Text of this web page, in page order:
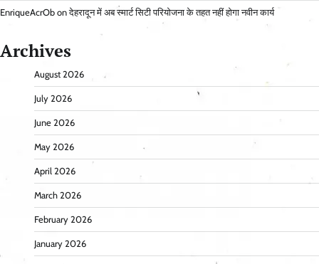
EnriqueAcrOb onदेहरादून में अब स्मार्ट सिटी परियोजना के तहत नहीं होगा नवीन कार्य
Archives
August 2026
July 2026
June 2026
May 2026
April 2026
March 2026
February 2026
January 2026